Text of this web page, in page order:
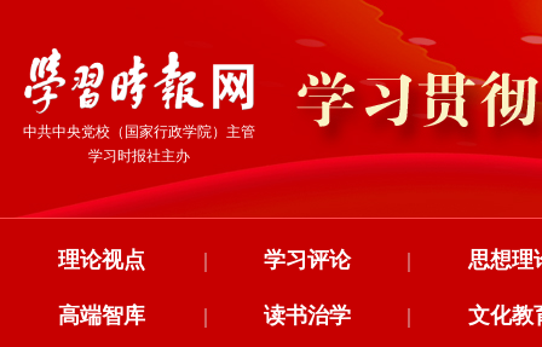
中共中央党校（国家行政学院）主管
学习时报社主办
理论视点 学习评论
| 思想理
|
高端智库 读书治学
| 文化教
|